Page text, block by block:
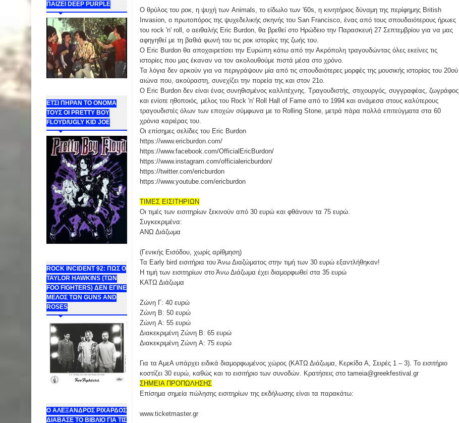
ΠΑΙΖΕΙ DEEP PURPLE
ΕΤΣΙ ΠΗΡΑΝ ΤΟ ΟΝΟΜΑ
ΤΟΥΣ ΟΙ PRETTY BOY
FLOYD/UGLY KID JOE
ROCK INCIDENT 92: ΠΩΣ Ο
TAYLOR HAWKINS (ΤΩΝ
FOO FIGHTERS) ΔΕΝ ΕΓΙΝΕ
ΜΕΛΟΣ ΤΩΝ GUNS AND
ROSES
Ο ΑΛΕΞΑΝΔΡΟΣ ΡΙΧΑΡΔΟΣ
ΔΙΑΒΑΣΕ ΤΟ ΒΙΒΛΙΟ ΓΙΑ ΤΙΣ
Ο θρύλος του ροκ, η ψυχή των Animals, το είδωλο των '60s, η κινητήριος δύναμη της περίφημης British
Invasion, ο πρωτοπόρος της ψυχεδελικής σκηνής του San Francisco, ένας από τους σπουδαιότερους ήρωες
του rock 'n' roll, ο αειθαλής Eric Burdon, θα βρεθεί στο Ηρώδειο την Παρασκευή 27 Σεπτεμβρίου για να μας
αφηγηθεί με τη βαθιά φωνή του τις ροκ ιστορίες της ζωής του.
Ο Eric Burdon θα αποχαιρετίσει την Ευρώπη κάτω από την Ακρόπολη τραγουδώντας όλες εκείνες τις
ιστορίες που μας έκαναν να τον ακολουθούμε πιστά μέσα στο χρόνο.
Τα λόγια δεν αρκούν για να περιγράψουν μία από τις σπουδαιότερες μορφές της μουσικής ιστορίας του 20ού
αιώνα που, ακούραστη, συνεχίζει την πορεία της και στον 21ο.
Ο Eric Burdon δεν είναι ένας συνηθισμένος καλλιτέχνης. Τραγουδιστής, στιχουργός, συγγραφέας, ζωγράφος
και ενίοτε ηθοποιός, μέλος του Rock 'n' Roll Hall of Fame από το 1994 και ανάμεσα στους καλύτερους
τραγουδιστές όλων των εποχών σύμφωνα με το Rolling Stone, μετρά πάρα πολλά επιτεύγματα στα 60
χρόνια καριέρας του.
Οι επίσημες σελίδες του Eric Burdon
https://www.ericburdon.com/
https://www.facebook.com/OfficialEricBurdon/
https://www.instagram.com/officialericburdon/
https://twitter.com/ericburdon
https://www.youtube.com/ericburdon
ΤΙΜΕΣ ΕΙΣΙΤΗΡΙΩΝ
Οι τιμές των εισιτηρίων ξεκινούν από 30 ευρώ και φθάνουν τα 75 ευρώ.
Συγκεκριμένα:
ΑΝΩ Διάζωμα
(Γενικής Εισόδου, χωρίς αρίθμηση)
Τα Early bird εισιτήρια του Άνω Διαζώματος στην τιμή των 30 ευρώ εξαντλήθηκαν!
Η τιμή των εισιτηρίων στο Άνω Διάζωμα έχει διαμορφωθεί στα 35 ευρώ
ΚΑΤΩ Διάζωμα
Ζώνη Γ: 40 ευρώ
Ζώνη B: 50 ευρώ
Ζώνη A: 55 ευρώ
Διακεκριμένη Ζώνη Β: 65 ευρώ
Διακεκριμένη Ζώνη A: 75 ευρώ
Για τα ΑμεΑ υπάρχει ειδικά διαμορφωμένος χώρος (ΚΑΤΩ Διάζωμα, Κερκίδα Α, Σειρές 1 – 3). Το εισιτήριο
κοστίζει 30 ευρώ, καθώς και το εισιτήριο των συνοδών. Κρατήσεις στο tameia@greekfestival.gr
ΣΗΜΕΙΑ ΠΡΟΠΩΛΗΣΗΣ
Επίσημα σημεία πώλησης εισιτηρίων της εκδήλωσης είναι τα παρακάτω:
www.ticketmaster.gr